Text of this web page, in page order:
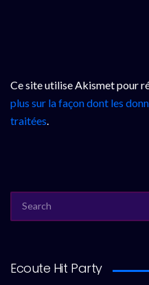
Ce site utilise Akismet pour
plus sur la façon dont les
traitées.
FOR:
Ecoute Hit Party